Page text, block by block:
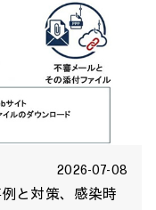
2026-07-08
と対策、感染時